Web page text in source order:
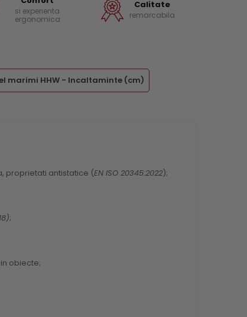
si experienta
ergonomica
Calitate
remarcabila
marimi HHW - Incaltaminte (cm)
proprietati antistatice (EN ISO 20345:2022);
;
obiecte;